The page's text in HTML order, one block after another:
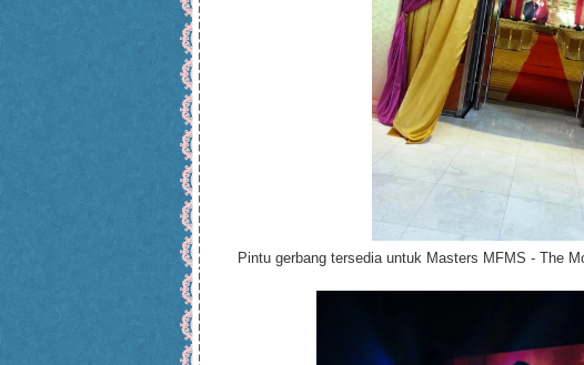
Pintu gerbang tersedia untuk Masters MFMS - The